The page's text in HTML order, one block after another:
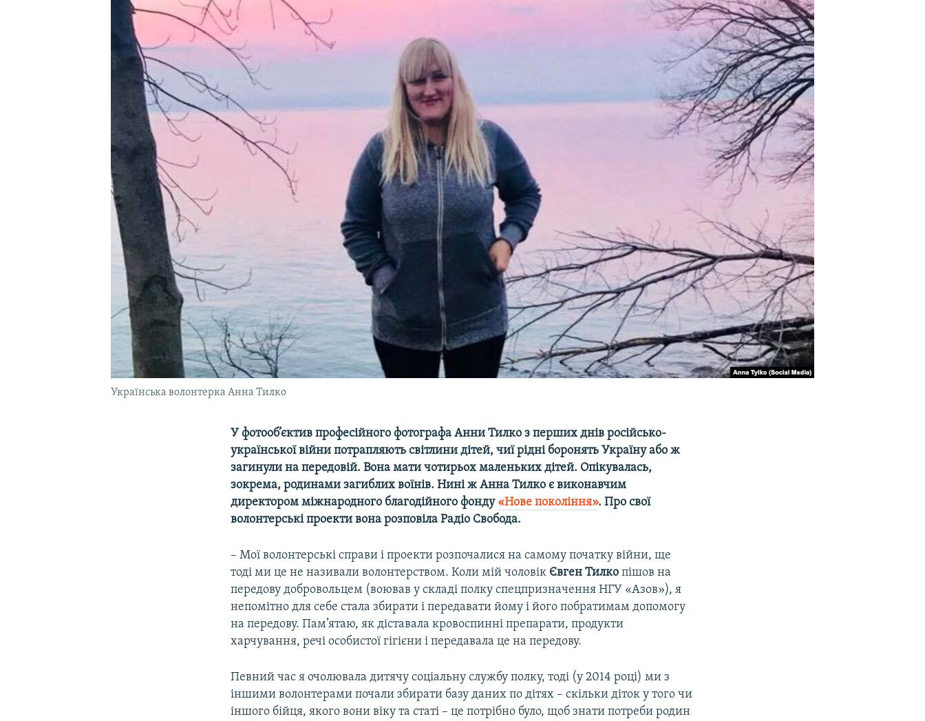
УКРАЇНСЬКА ПРОБЛЕМА КРИМУ
Українська волонтерка Анна Тилко
У фотооб’єктив професійного фотографа Анни Тилко з перших днів російсько-
української війни потрапляють світлини дітей, чиї рідні боронять Україну або ж
загинули на передовій. Вона мати чотирьох маленьких дітей. Опікувалась,
зокрема, родинами загиблих воїнів. Нині ж Анна Тилко є виконавчим
директором міжнародного благодійного фонду «Нове покоління». Про свої
волонтерські проекти вона розповіла Радіо Свобода.
– Мої волонтерські справи і проекти розпочалися на самому початку війни, ще
тоді ми це не називали волонтерством. Коли мій чоловік Євген Тилкопішов на
передову добровольцем (воював у складі полку спецпризначення НГУ «Азов»), я
непомітно для себе стала збирати і передавати йому і його побратимам допомогу
на передову. Пам’ятаю, як діставала кровоспинні препарати, продукти
харчування, речі особистої гігієни і передавала це на передову.
Певний час я очолювала дитячу соціальну службу полку, тоді (у 2014 році) ми з
іншими волонтерами почали збирати базу даних по дітях – скільки діток у того чи
іншого бійця, якого вони віку та статі – це потрібно було, щоб знати потреби родин